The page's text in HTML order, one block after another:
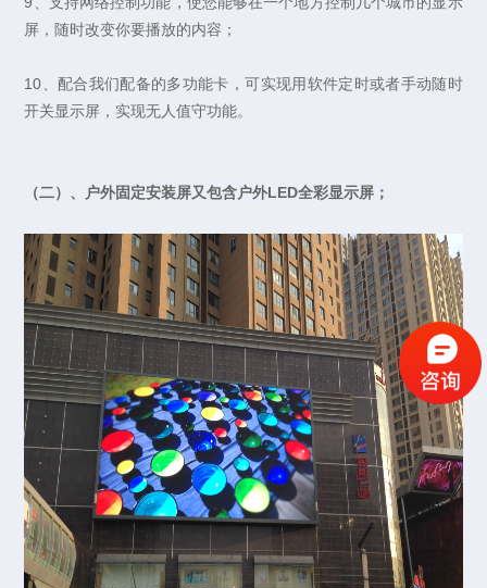
屏，随时改变你要播放的内容；
10、配合我们配备的多功能卡，可实现用软件定时或者手动随时
开关显示屏，实现无人值守功能。
（二）、户外固定安装屏又包含户外LED全彩显示屏；